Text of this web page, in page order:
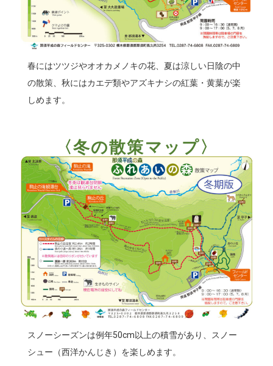
春にはツツジやオオカメノキの花、夏は涼しい日陰の中
の散策、秋にはカエデ類やアズキナシの紅葉・黄葉が楽
しめます。
〈冬の散策マップ〉
スノーシーズンは例年50cm以上の積雪があり、スノー
シュー（西洋かんじき）を楽しめます。